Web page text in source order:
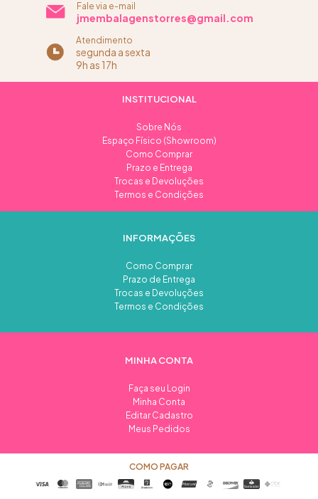
Fale via e-mail
jmembalagenstorres@gmail.com
Atendimento
segunda a sexta
9h as 17h
INSTITUCIONAL
Sobre Nós
Espaço Físico (Showroom)
Como Comprar
Prazo e Entrega
Trocas e Devoluções
Termos e Condições
INFORMAÇÕES
Como Comprar
Prazo de Entrega
Trocas e Devoluções
Termos e Condições
MINHA CONTA
Faça seu Login
Minha Conta
Editar Cadastro
Meus Pedidos
COMO PAGAR